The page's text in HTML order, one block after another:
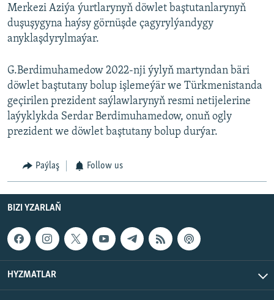
Merkezi Aziýa ýurtlarynyň döwlet baştutanlarynyň
duşuşygyna haýsy görnüşde çagyrylýandygy
anyklaşdyrylmaýar.
G.Berdimuhamedow 2022-nji ýylyň martyndan bäri
döwlet baştutany bolup işlemeýär we Türkmenistanda
geçirilen prezident saýlawlarynyň resmi netijelerine
laýyklykda Serdar Berdimuhamedow, onuň ogly
prezident we döwlet baştutany bolup durýar.
Paýlaş Follow us
BIZI YZARLAŇ
HYZMATLAR